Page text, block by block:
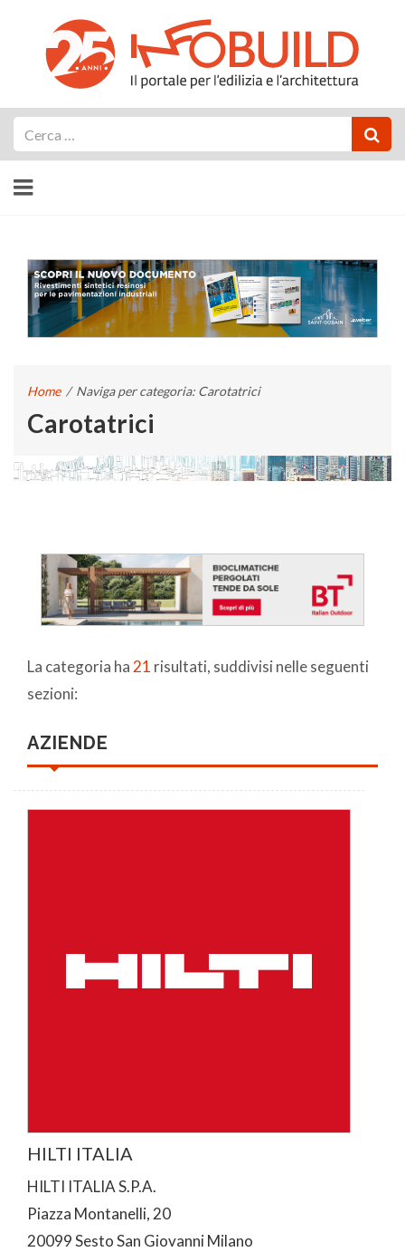
Home / Naviga per categoria: Carotatrici
Carotatrici
La categoria ha 21 risultati, suddivisi nelle seguenti
sezioni:
AZIENDE
HILTI ITALIA
HILTI ITALIA S.P.A.
Piazza Montanelli, 20
20099 Sesto San Giovanni Milano